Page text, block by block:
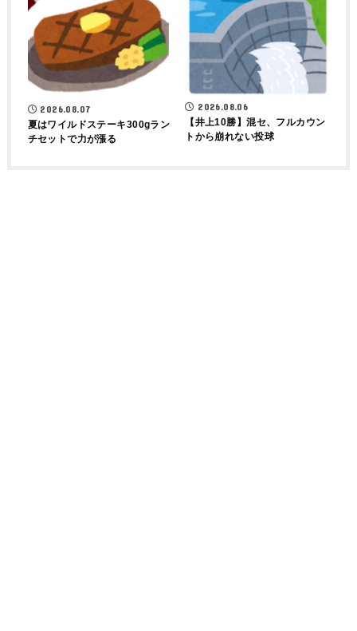
2026.08.07
夏はワイルドステーキ300gラン
チセットで力が漲る
2026.08.06
【井上10勝】混セ、フルカウン
トから崩れない投球